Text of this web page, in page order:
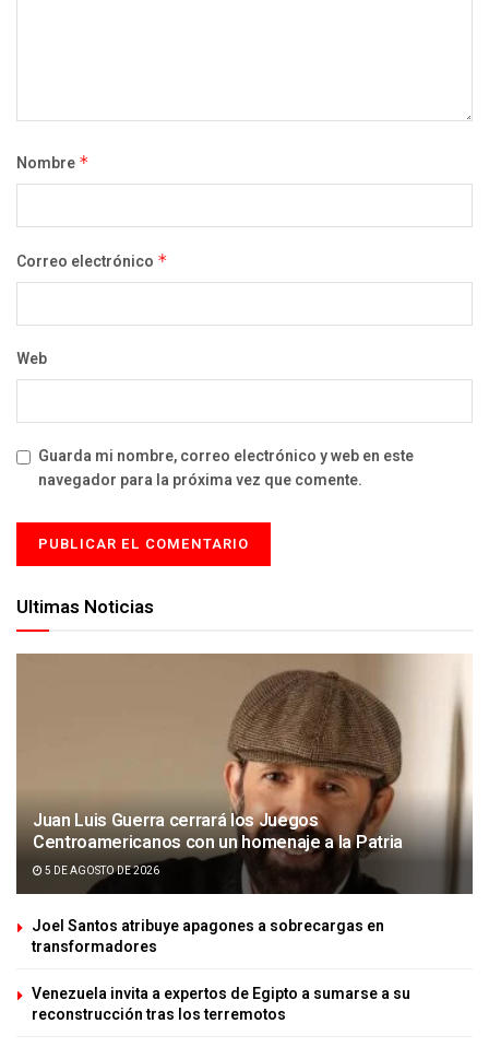
Nombre *
Correo electrónico *
Web
Guarda mi nombre, correo electrónico y web en este
navegador para la próxima vez que comente.
Ultimas Noticias
Juan Luis Guerra cerrará los Juegos
Centroamericanos con un homenaje a la Patria
5 DE AGOSTO DE 2026
Joel Santos atribuye apagones a sobrecargas en
transformadores
Venezuela invita a expertos de Egipto a sumarse a su
reconstrucción tras los terremotos